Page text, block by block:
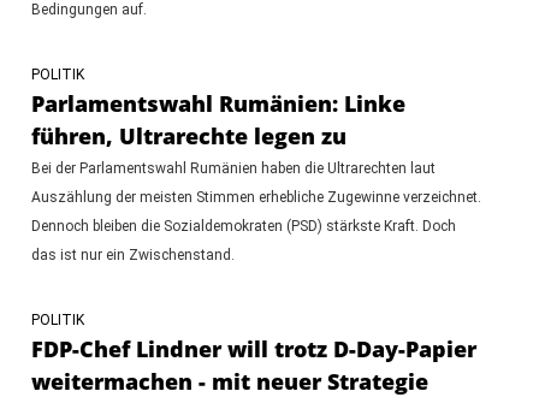
Bedingungen auf.
POLITIK
Parlamentswahl Rumänien: Linke
führen, Ultrarechte legen zu
Bei der Parlamentswahl Rumänien haben die Ultrarechten laut
Auszählung der meisten Stimmen erhebliche Zugewinne verzeichnet.
Dennoch bleiben die Sozialdemokraten (PSD) stärkste Kraft. Doch
das ist nur ein Zwischenstand.
POLITIK
FDP-Chef Lindner will trotz D-Day-Papier
weitermachen - mit neuer Strategie